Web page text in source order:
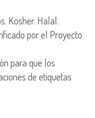
Kosher. Halal.
por el Proyecto
para que los
de etiquetas